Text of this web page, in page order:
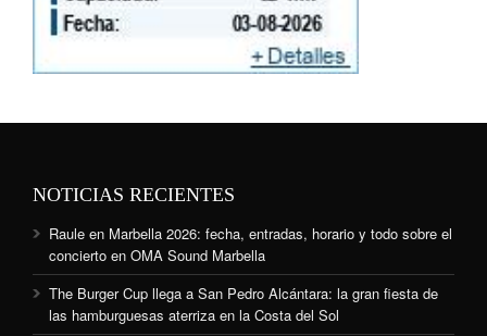
NOTICIAS RECIENTES
Raule en Marbella 2026: fecha, entradas, horario y todo sobre el
concierto en OMA Sound Marbella
The Burger Cup llega a San Pedro Alcántara: la gran fiesta de
las hamburguesas aterriza en la Costa del Sol